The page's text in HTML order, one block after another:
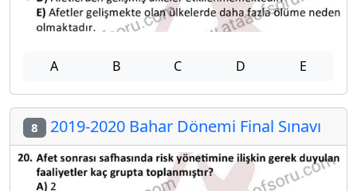
A B C D E
8 2019-2020 Bahar Dönemi Final Sınavı